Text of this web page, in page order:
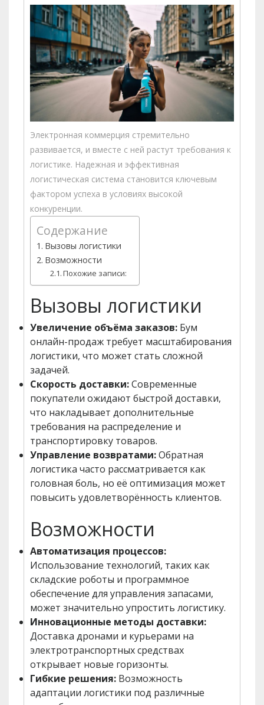
Электронная коммерция стремительно
развивается, и вместе с ней растут требования к
логистике. Надежная и эффективная
логистическая система становится ключевым
фактором успеха в условиях высокой
конкуренции.
Содержание
Вызовы логистики
Возможности
Похожие записи:
Вызовы логистики
Увеличение объёма заказов: Бум
онлайн-продаж требует масштабирования
логистики, что может стать сложной
задачей.
Скорость доставки:Современные
покупатели ожидают быстрой доставки,
что накладывает дополнительные
требования на распределение и
транспортировку товаров.
Управление возвратами:Обратная
логистика часто рассматривается как
головная боль, но её оптимизация может
повысить удовлетворённость клиентов.
Возможности
Автоматизация процессов:
Использование технологий, таких как
складские роботы и программное
обеспечение для управления запасами,
может значительно упростить логистику.
Инновационные методы доставки:
Доставка дронами и курьерами на
электротранспортных средствах
открывает новые горизонты.
Гибкие решения: Возможность
адаптации логистики под различные